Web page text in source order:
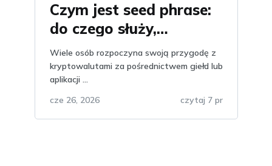
Czym jest seed phrase:
do czego służy,
wyjaśnienie i znaczenie,
dlaczego nie należy jej
przechowywać w
telegramie?
Wiele osób rozpoczyna swoją przygodę z
kryptowalutami za pośrednictwem giełd lub
aplikacji ...
cze 26, 2026
czytaj 7 pr